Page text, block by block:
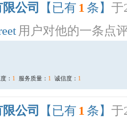
公司 【已有 1 条】 于
用户对他的一条点
： 1 服务质量： 1 诚信度： 1
公司 【已有 1 条】 于